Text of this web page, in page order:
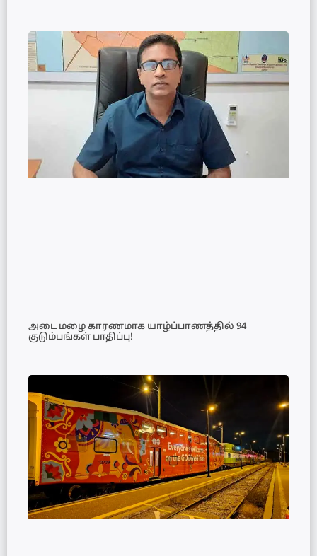
அடை மழை காரணமாக யாழ்ப்பாணத்தில் 94
குடும்பங்கள் பாதிப்பு!